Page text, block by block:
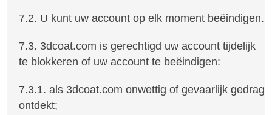
7.2. U kunt uw account op elk moment beëindigen.
7.3. 3dcoat.com is gerechtigd uw account tijdelijk
te blokkeren of uw account te beëindigen:
7.3.1. als 3dcoat.com onwettig of gevaarlijk gedrag
ontdekt;